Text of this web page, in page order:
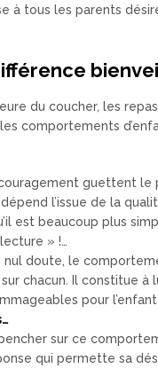
à tous les parents
du coucher, les
comportements
guettent le
l’issue de la
est beaucoup plus
» !…
nul doute, le
chacun. Il constitue
pour l’enfant
sur ce
qui permette sa